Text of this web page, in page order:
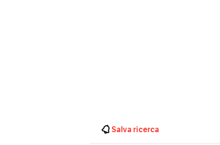
Salva ricerca